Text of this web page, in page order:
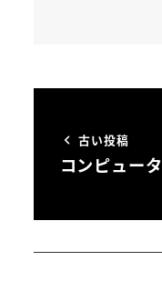
古い投稿
コンピュー